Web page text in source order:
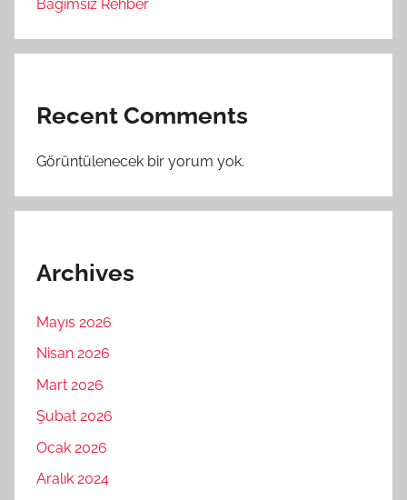
Bağımsız Rehber
Recent Comments
Görüntülenecek bir yorum yok.
Archives
Mayıs 2026
Nisan 2026
Mart 2026
Şubat 2026
Ocak 2026
Aralık 2024